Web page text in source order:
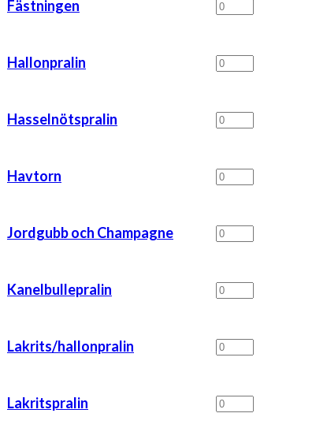
Fästningen
Fästningen
Hallonpralin
Hallonpralin
Hasselnötspralin
Hasselnötspralin
Havtorn
Havtorn
Jordgubb och Champagne
Jordgubb
mängd
Kanelbullepralin
Kanelbullepralin
Lakrits/hallonpralin
Lakrits/hallonpralin
Lakritspralin
Lakritspralin